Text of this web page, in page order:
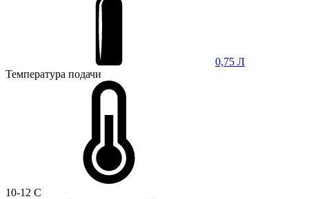
0,75 Л
Температура подачи
10-12 C